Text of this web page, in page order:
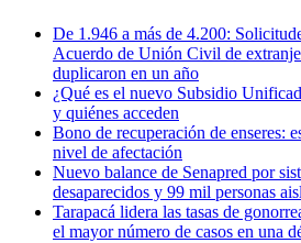
De 1.946 a más de 4.200:
Acuerdo de Unión Civil de
duplicaron en un año
¿Qué es el nuevo Subsidio
y quiénes acceden
Bono de recuperación de enseres:
nivel de afectación
Nuevo balance de Senapred por
desaparecidos y 99 mil personas
Tarapacá lidera las tasas de
el mayor número de casos en una